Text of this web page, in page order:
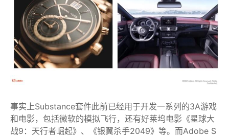
事实上Substance套件此前已经用于开发一系列的3A游戏
和电影，包括微软的模拟飞行，还有好莱坞电影《星球大
战9：天行者崛起》、《银翼杀手2049》等。而Adobe S